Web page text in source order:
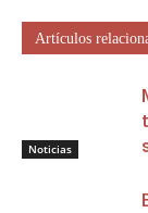
Artículos
Noticias